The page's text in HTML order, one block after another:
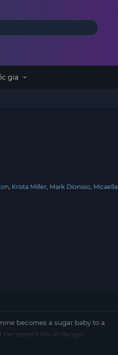
gia
Krista Miller Mark Dionisio Micaella
becomes a sugar baby to a
sister’s life in danger.